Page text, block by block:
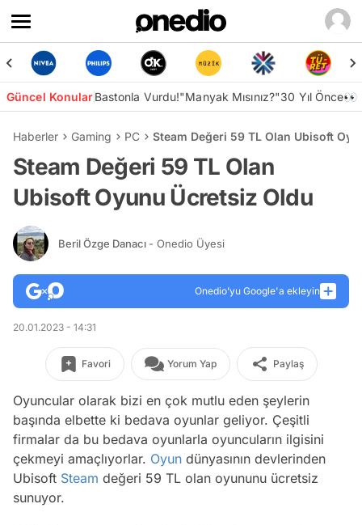
Güncel KonularBastonla Vurdu!"Manyak Mısınız?"30 Yıl Önce👀
Haberler Gaming PC Steam Değeri 59 TL Olan Ubisoft
Steam Değeri 59 TL Olan
Ubisoft Oyunu Ücretsiz Oldu
Beril Özge Danacı - Onedio Üyesi
Onedio’yu Google'a ekleyin
20.01.2023 - 14:31
Favori Yorum Yap Paylaş
Oyuncular olarak bizi en çok mutlu eden şeylerin
başında elbette ki bedava oyunlar geliyor. Çeşitli
firmalar da bu bedava oyunlarla oyuncuların ilgisini
çekmeyi amaçlıyorlar. Oyun dünyasının devlerinden
Ubisoft Steam değeri 59 TL olan oyununu ücretsiz
sunuyor.